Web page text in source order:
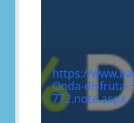
https://
Onda-disfruta-
772.note.aspx